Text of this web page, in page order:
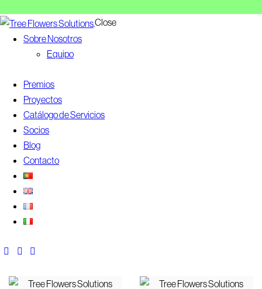
Close
Sobre Nosotros
Equipo
Premios
Proyectos
Catálogo de Servicios
Socios
Blog
Contacto